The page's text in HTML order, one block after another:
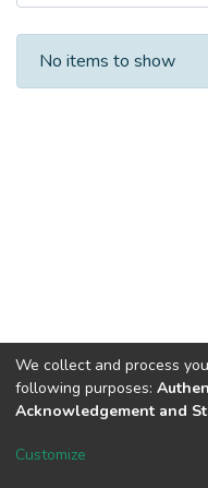
Recent
No items to show
DSpace software
We collect and process
following purposes:
Acknowledgement and
Customize